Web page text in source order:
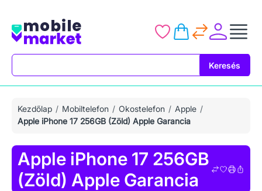
Keresés
Kezdőlap Mobiltelefon Okostelefon
Apple
Apple iPhone 17 256GB (Zöld) Apple Garancia
Apple iPhone 17 256GB
(Zöld) Apple Garancia